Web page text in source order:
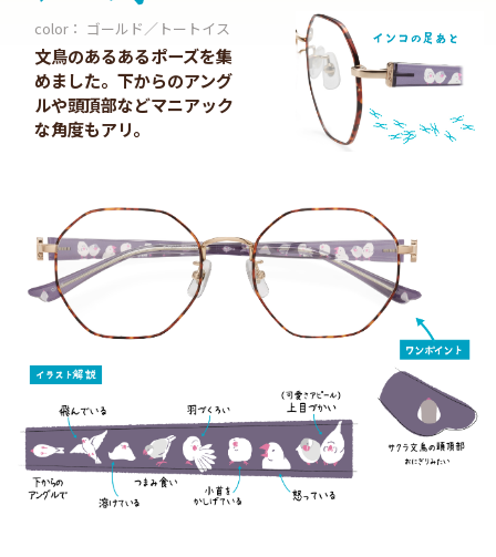
color： ゴールド／トートイス
文鳥のあるあるポーズを集
めました。下からのアング
ルや頭頂部などマニアック
な角度もアリ。